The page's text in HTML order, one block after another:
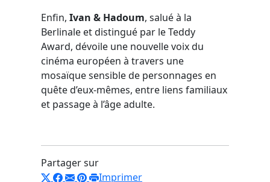
Enfin, Ivan & Hadoum, salué à la
Berlinale et distingué par le Teddy
Award, dévoile une nouvelle voix du
cinéma européen à travers une
mosaïque sensible de personnages en
quête d’eux-mêmes, entre liens familiaux
et passage à l’âge adulte.
Partager sur
Imprimer